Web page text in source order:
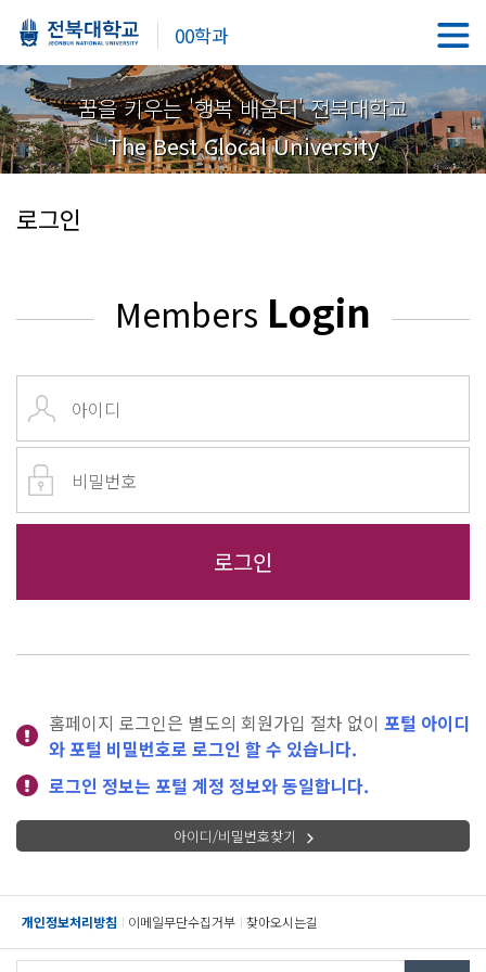
00학과
꿈을 키우는 '행복 배움터' 전북대학교
The Best Glocal University
로그인
Members Login
홈페이지 로그인은 별도의 회원가입 절차 없이 포털 아이디
와 포털 비밀번호로 로그인 할 수 있습니다.
로그인 정보는 포털 계정 정보와 동일합니다.
아이디/비밀번호찾기
개인정보처리방침 이메일무단수집거부 찾아오시는길